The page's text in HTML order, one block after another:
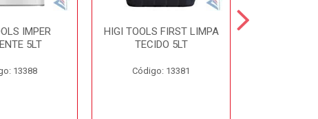
IMPER
5LT
13388
HIGI TOOLS FIRST LIMPA
TECIDO 5LT
Código: 13381